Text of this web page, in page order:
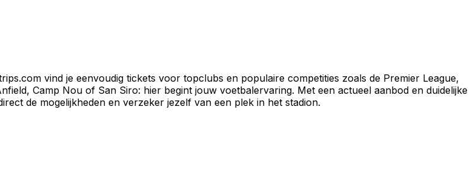
vind je eenvoudig tickets voor topclubs en populaire competities zoals de Premier League,
Camp Nou of San Siro: hier begint jouw voetbalervaring. Met een actueel aanbod en duidelijke
de mogelijkheden en verzeker jezelf van een plek in het stadion.